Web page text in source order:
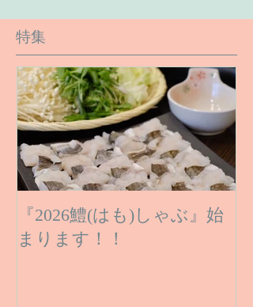
特集
『2026鱧(はも)しゃぶ』始
まります！！